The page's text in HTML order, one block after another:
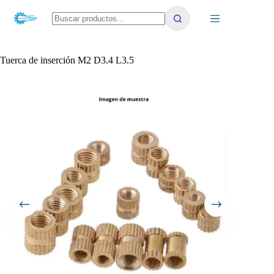
contenido
Tuerca de inserción M2 D3.4 L3.5